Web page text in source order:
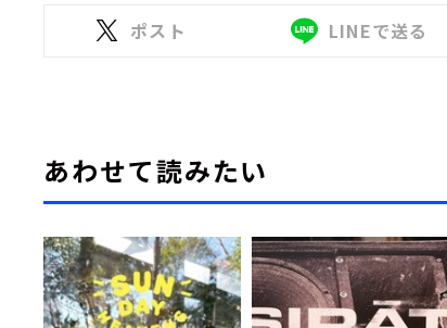
ポスト LINEで送る
あわせて読みたい